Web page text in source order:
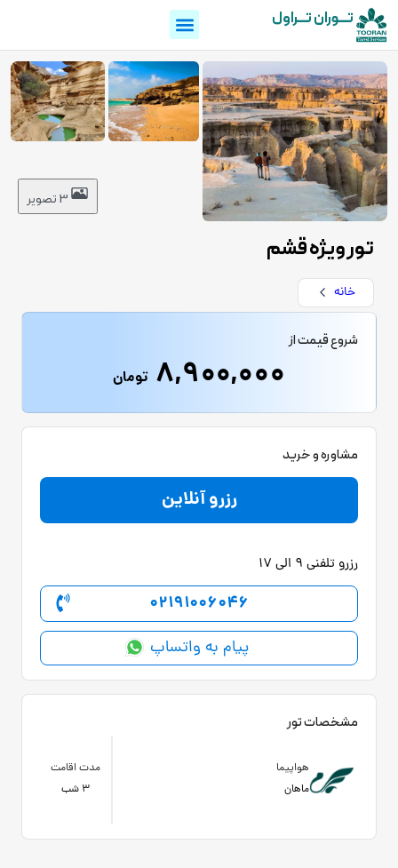
تـــوران تـــراول
3 تصویر
تور ویژه قشم
خانه
شروع قیمت از
8,900,000 تومان
مشاوره و خرید
رزرو آنلاین
رزرو تلفنی 9 الی 17
02191006046
پیام به واتساپ
مشخصات تور
هواپیما
ماهان
مدت اقامت
3 شب